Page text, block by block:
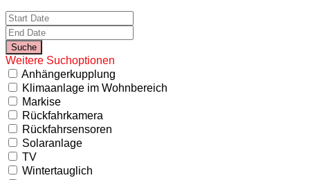
Weitere Suchoptionen
Anhängerkupplung
Klimaanlage im Wohnbereich
Markise
Rückfahrkamera
Rückfahrsensoren
Solaranlage
TV
Wintertauglich